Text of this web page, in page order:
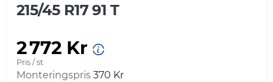
215/45 R17 91 T
2 772 Kr
Pris / st
Monteringspris 370 Kr